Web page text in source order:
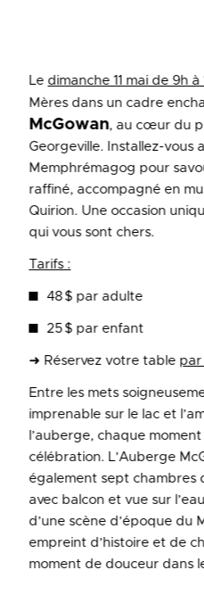
Le dimanche 11 mai de 9h à
Mères dans un cadre
McGowan, au cœur du
Georgeville. Installez-vous
Memphrémagog pour
raffiné, accompagné en
Quirion. Une occasion
qui vous sont chers.
Tarifs :
48 $ par adulte
25 $ par enfant
➜ Réservez votre table par
Entre les mets
imprenable sur le lac et
l’auberge, chaque
célébration. L’Auberge
également sept chambres
avec balcon et vue sur
d’une scène d’époque du
empreint d’histoire et de
moment de douceur dans